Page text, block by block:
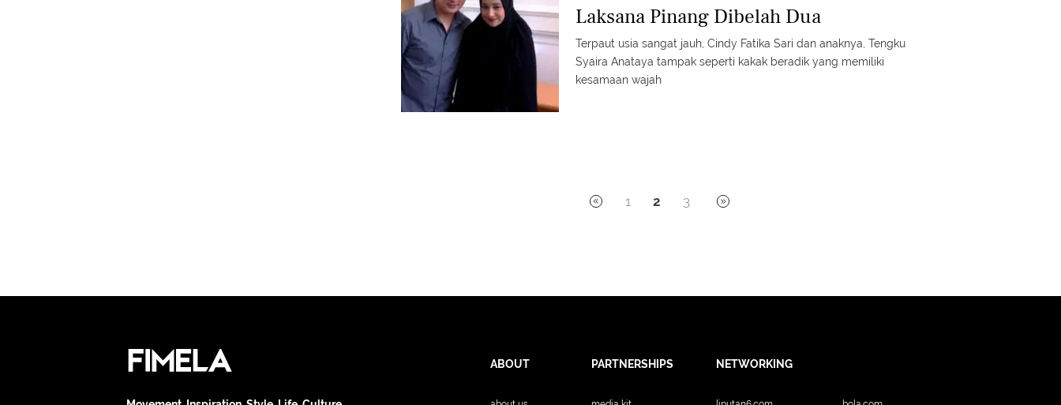
Laksana Pinang Dibelah Dua
Terpaut usia sangat jauh, Cindy Fatika Sari dan anaknya, Tengku
Syaira Anataya tampak seperti kakak beradik yang memiliki
kesamaan wajah
1 2 3
ABOUT PARTNERSHIPS NETWORKING